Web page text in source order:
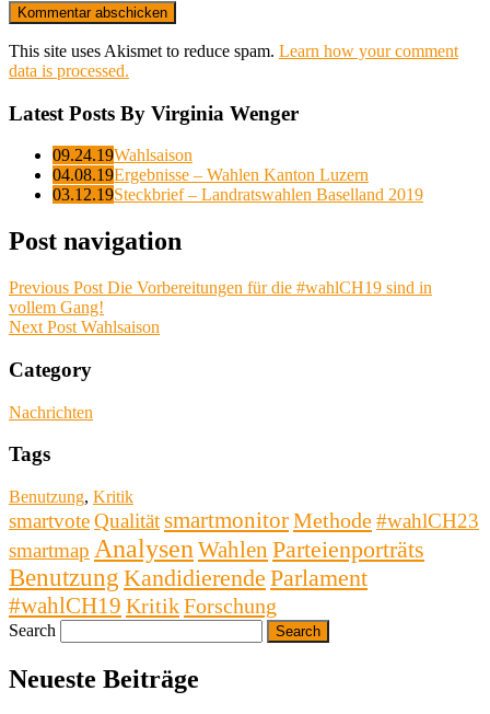
This site uses Akismet to reduce spam. Learn how your comment
data is processed.
Latest Posts By Virginia Wenger
09.24.19Wahlsaison
04.08.19Ergebnisse – Wahlen Kanton Luzern
03.12.19Steckbrief – Landratswahlen Baselland 2019
Post navigation
Previous Post Die Vorbereitungen für die #wahlCH19 sind in
vollem Gang!
Next Post Wahlsaison
Category
Nachrichten
Tags
Benutzung, Kritik
smartvoteQualitätsmartmonitorMethode#wahlCH23
smartmap Analysen Wahlen Parteienporträts
Benutzung Kandidierende Parlament
#wahlCH19 KritikForschung
Search
Neueste Beiträge